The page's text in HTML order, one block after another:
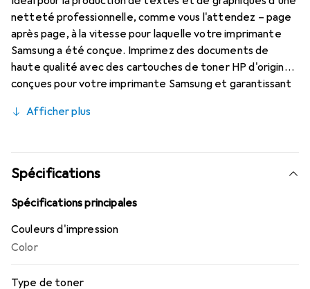
netteté professionnelle, comme vous l'attendez – page
après page, à la vitesse pour laquelle votre imprimante
Samsung a été conçue. Imprimez des documents de
haute qualité avec des cartouches de toner HP d'origine,
conçues pour votre imprimante Samsung et garantissant
votre entreprise à un niveau élevé et imprimez
option.
Afficher plus
Spécifications
Spécifications principales
Couleurs d'impression
Color
Type de toner